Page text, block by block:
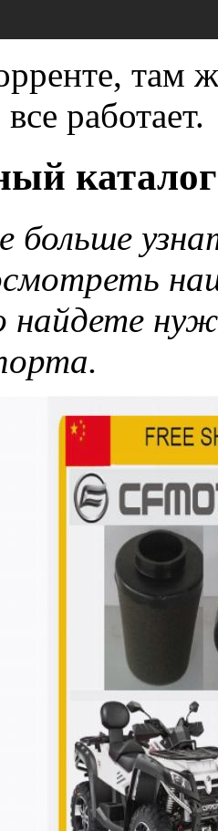
там
работает.
больше
найдете